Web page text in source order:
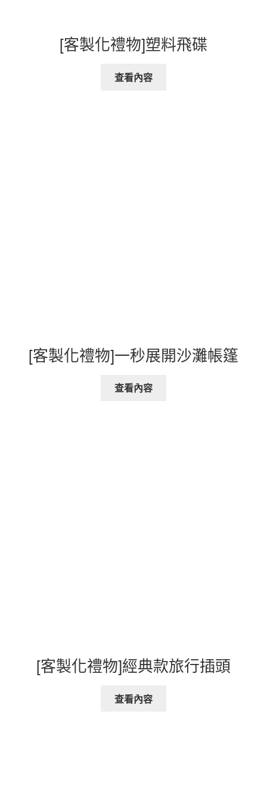
[客製化禮物]塑料飛碟
查看內容
[客製化禮物]一秒展開沙灘帳篷
查看內容
[客製化禮物]經典款旅行插頭
查看內容